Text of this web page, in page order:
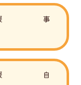
支援 事
支援 自